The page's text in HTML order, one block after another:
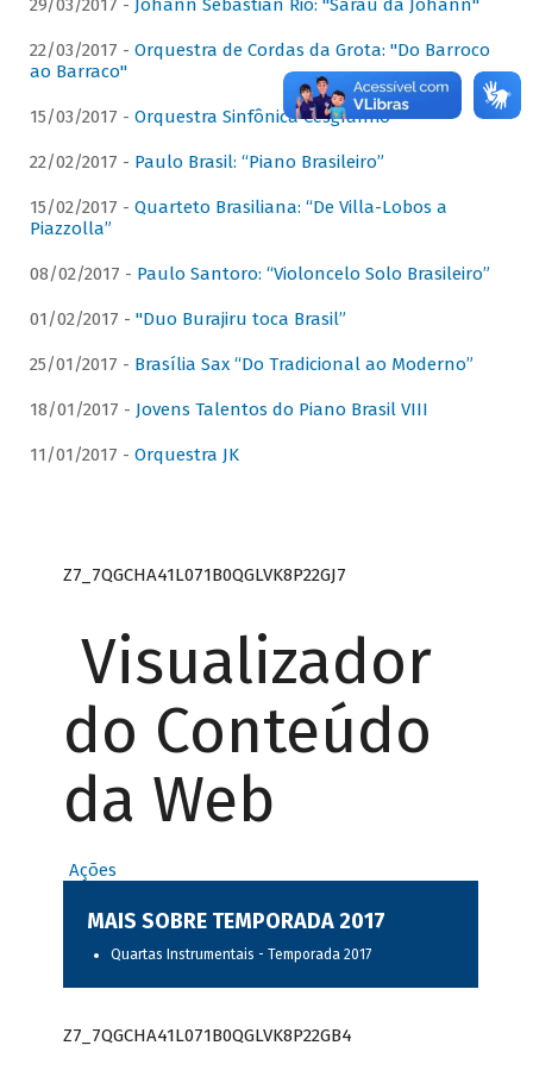
29/03/2017 - Johann Sebastian Rio: "Sarau da Johann"
22/03/2017 - Orquestra de Cordas da Grota: "Do Barroco
ao Barraco"
15/03/2017 - Orquestra Sinfônica Cesgranrio
22/02/2017 - Paulo Brasil: “Piano Brasileiro”
15/02/2017 - Quarteto Brasiliana: “De Villa-Lobos a
Piazzolla”
08/02/2017 - Paulo Santoro: “Violoncelo Solo Brasileiro”
01/02/2017 - "Duo Burajiru toca Brasil”
25/01/2017 - Brasília Sax “Do Tradicional ao Moderno”
18/01/2017 - Jovens Talentos do Piano Brasil VIII
11/01/2017 - Orquestra JK
Z7_7QGCHA41L071B0QGLVK8P22GJ7
Visualizador
do Conteúdo
da Web
Ações
MAIS SOBRE TEMPORADA 2017
Quartas Instrumentais - Temporada 2017
Z7_7QGCHA41L071B0QGLVK8P22GB4